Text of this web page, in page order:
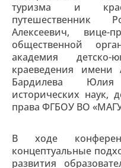
туризма и
путешественник
Алексеевич, вице-
общественной
академия
краеведения имени
Бардилева
исторических наук,
права ФГБОУ ВО
В ходе
концептуальные
развития